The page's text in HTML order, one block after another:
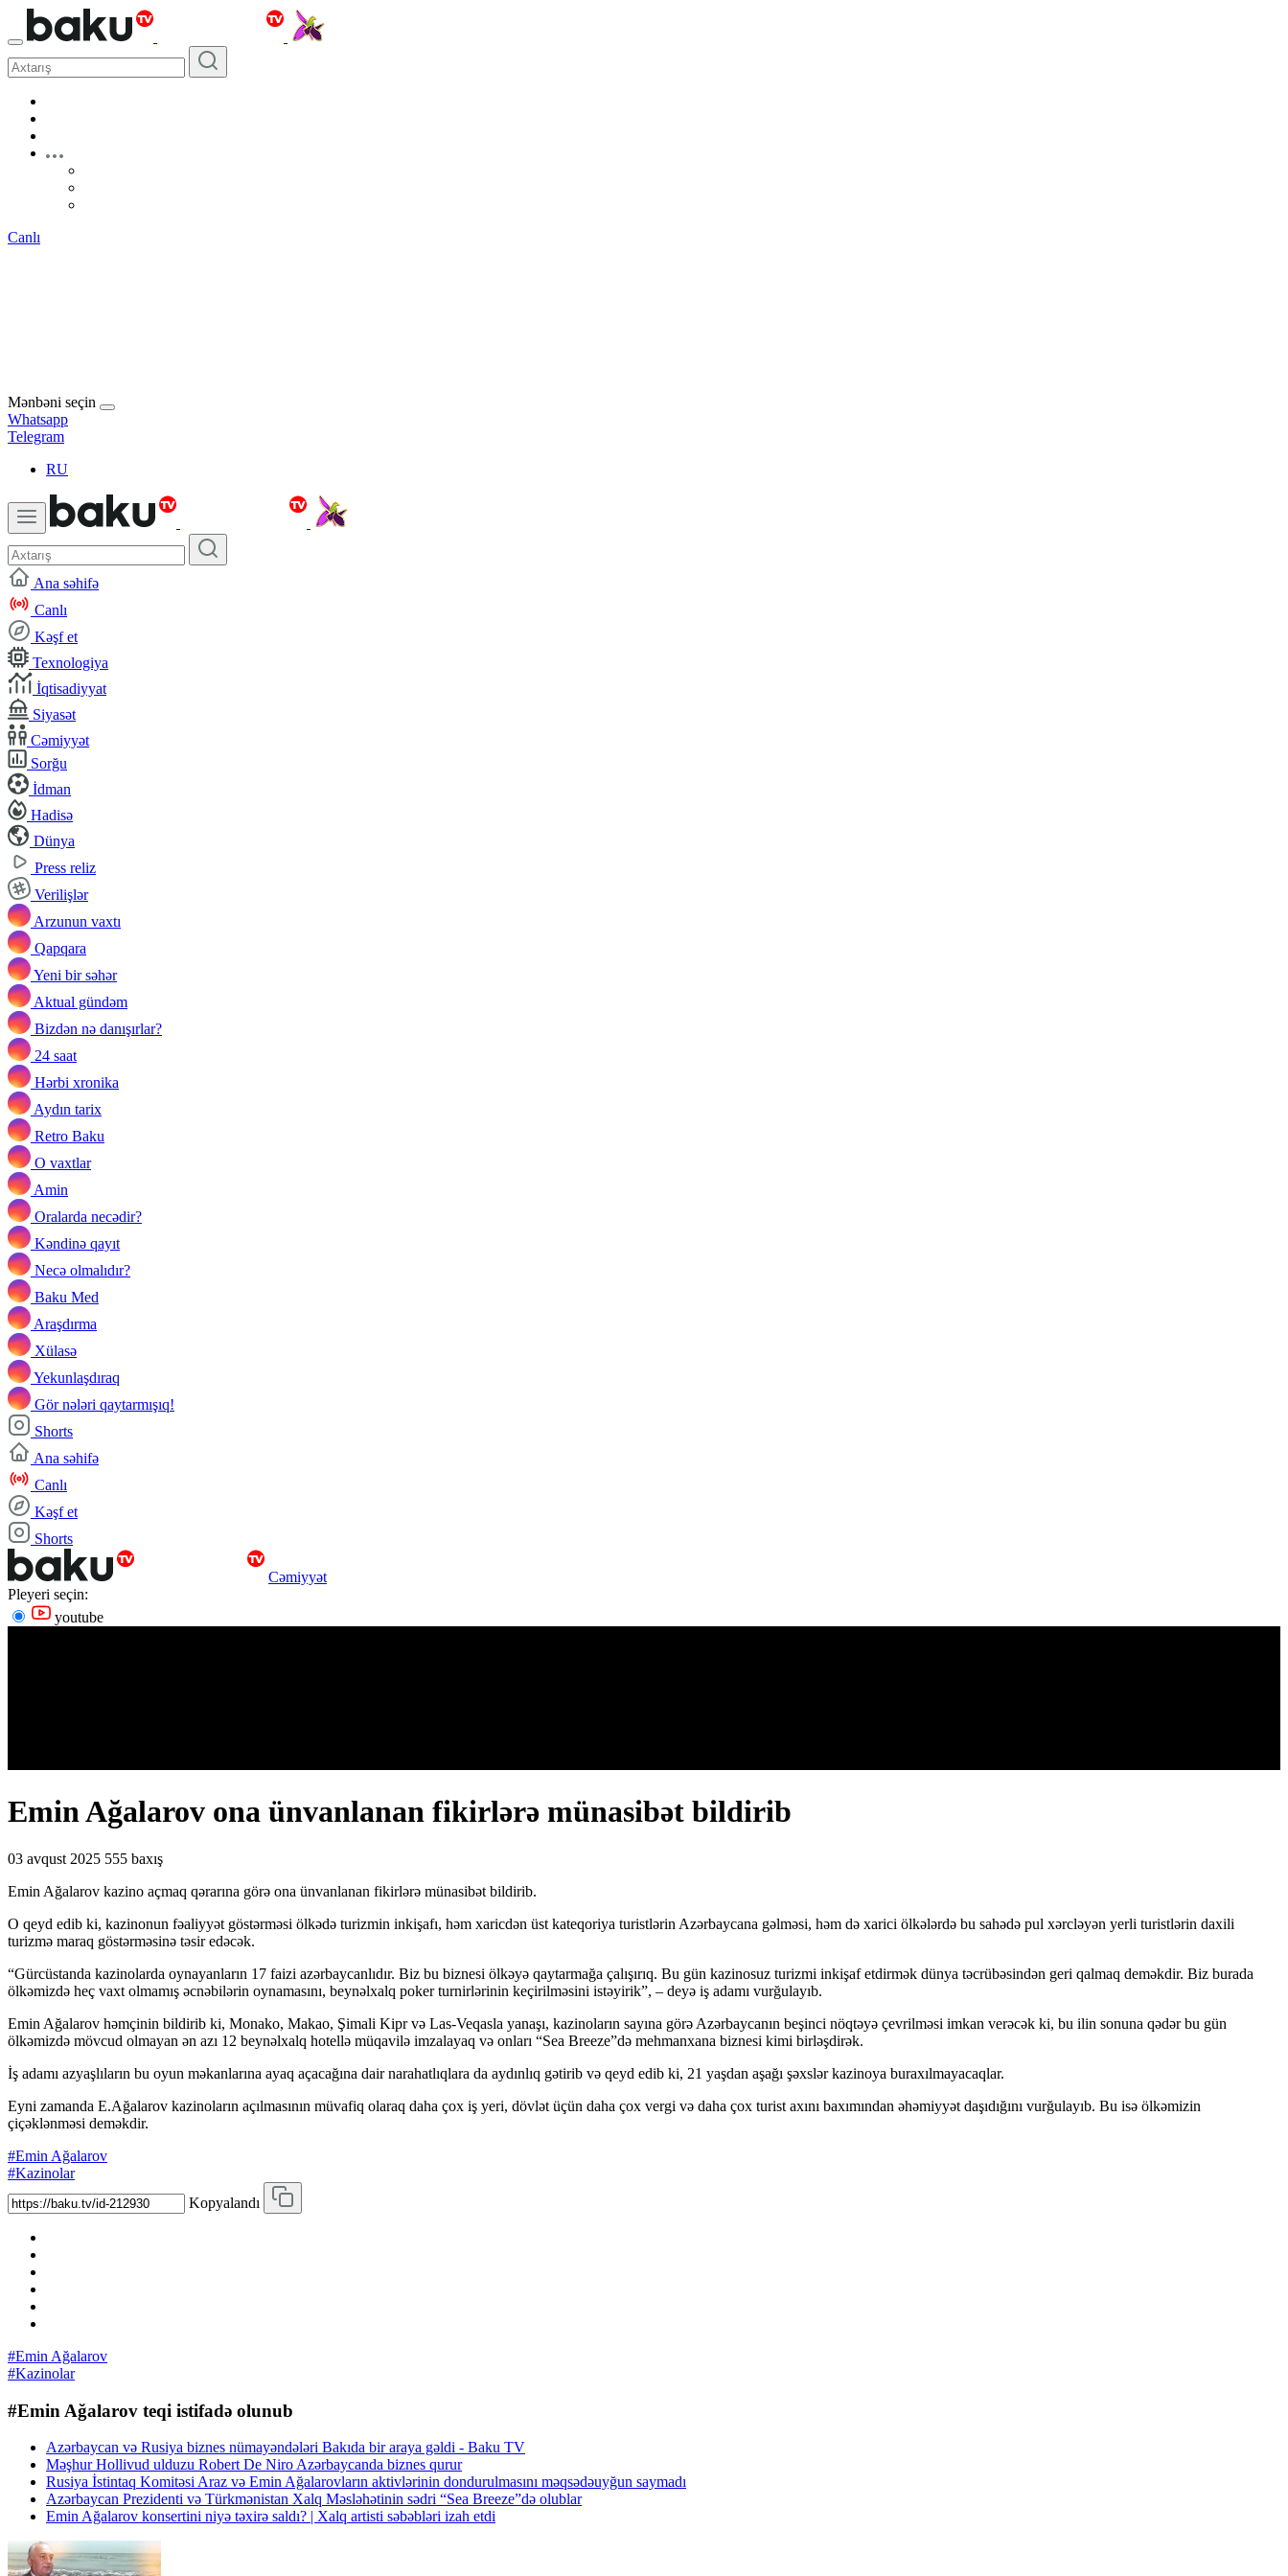
Canlı
Mənbəni seçin
Whatsapp
Telegram
RU
Ana səhifə
Canlı
Kəşf et
Texnologiya
İqtisadiyyat
Siyasət
Cəmiyyət
Sorğu
İdman
Hadisə
Dünya
Press reliz
Verilişlər
Arzunun vaxtı
Qapqara
Yeni bir səhər
Aktual gündəm
Bizdən nə danışırlar?
24 saat
Hərbi xronika
Aydın tarix
Retro Baku
O vaxtlar
Amin
Oralarda necədir?
Kəndinə qayıt
Necə olmalıdır?
Baku Med
Araşdırma
Xülasə
Yekunlaşdıraq
Gör nələri qaytarmışıq!
Shorts
Ana səhifə
Canlı
Kəşf et
Shorts
Cəmiyyət
Pleyeri seçin:
youtube
Emin Ağalarov ona ünvanlanan fikirlərə münasibət bildirib
03 avqust 2025 555 baxış
Emin Ağalarov kazino açmaq qərarına görə ona ünvanlanan fikirlərə münasibət bildirib.
O qeyd edib ki, kazinonun fəaliyyət göstərməsi ölkədə turizmin inkişafı, həm xaricdən üst kateqoriya turistlərin Azərbaycana gəlməsi, həm də xarici ölkələrdə bu sahədə pul xərcləyən yerli turistlərin daxili
turizmə maraq göstərməsinə təsir edəcək.
“Gürcüstanda kazinolarda oynayanların 17 faizi azərbaycanlıdır. Biz bu biznesi ölkəyə qaytarmağa çalışırıq. Bu gün kazinosuz turizmi inkişaf etdirmək dünya təcrübəsindən geri qalmaq deməkdir. Biz burada
ölkəmizdə heç vaxt olmamış əcnəbilərin oynamasını, beynəlxalq poker turnirlərinin keçirilməsini istəyirik”, – deyə iş adamı vurğulayıb.
Emin Ağalarov həmçinin bildirib ki, Monako, Makao, Şimali Kipr və Las-Veqasla yanaşı, kazinoların sayına görə Azərbaycanın beşinci nöqtəyə çevrilməsi imkan verəcək ki, bu ilin sonuna qədər bu gün
ölkəmizdə mövcud olmayan ən azı 12 beynəlxalq hotellə müqavilə imzalayaq və onları “Sea Breeze”də mehmanxana biznesi kimi birləşdirək.
İş adamı azyaşlıların bu oyun məkanlarına ayaq açacağına dair narahatlıqlara da aydınlıq gətirib və qeyd edib ki, 21 yaşdan aşağı şəxslər kazinoya buraxılmayacaqlar.
Eyni zamanda E.Ağalarov kazinoların açılmasının müvafiq olaraq daha çox iş yeri, dövlət üçün daha çox vergi və daha çox turist axını baxımından əhəmiyyət daşıdığını vurğulayıb. Bu isə ölkəmizin
çiçəklənməsi deməkdir.
#Emin Ağalarov
#Kazinolar
Kopyalandı
#Emin Ağalarov
#Kazinolar
#Emin Ağalarov teqi istifadə olunub
Azərbaycan və Rusiya biznes nümayəndələri Bakıda bir araya gəldi - Baku TV
Məşhur Hollivud ulduzu Robert De Niro Azərbaycanda biznes qurur
Rusiya İstintaq Komitəsi Araz və Emin Ağalarovların aktivlərinin dondurulmasını məqsədəuyğun saymadı
Azərbaycan Prezidenti və Türkmənistan Xalq Məsləhətinin sədri “Sea Breeze”də olublar
Emin Ağalarov konsertini niyə təxirə saldı? | Xalq artisti səbəbləri izah etdi